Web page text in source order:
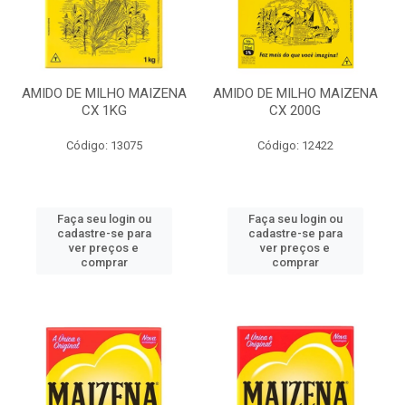
AMIDO DE MILHO MAIZENA
CX 1KG
Código: 13075
Faça seu login ou
cadastre-se para
ver preços e
comprar
AMIDO DE MILHO MAIZENA
CX 200G
Código: 12422
Faça seu login ou
cadastre-se para
ver preços e
comprar